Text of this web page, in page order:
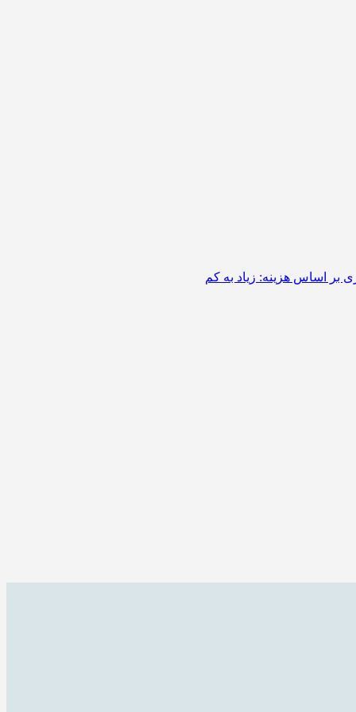
بر اساس هزینه: زیاد به کم